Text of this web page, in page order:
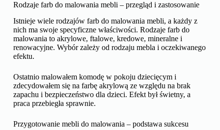
Rodzaje farb do malowania mebli – przegląd i zastosowanie
Istnieje wiele rodzajów farb do malowania mebli, a każdy z
nich ma swoje specyficzne właściwości. Rodzaje farb do
malowania to akrylowe, ftalowe, kredowe, mineralne i
renowacyjne. Wybór zależy od rodzaju mebla i oczekiwanego
efektu.
Ostatnio malowałem komodę w pokoju dziecięcym i
zdecydowałem się na farbę akrylową ze względu na brak
zapachu i bezpieczeństwo dla dzieci. Efekt był świetny, a
praca przebiegła sprawnie.
Przygotowanie mebli do malowania – podstawa sukcesu